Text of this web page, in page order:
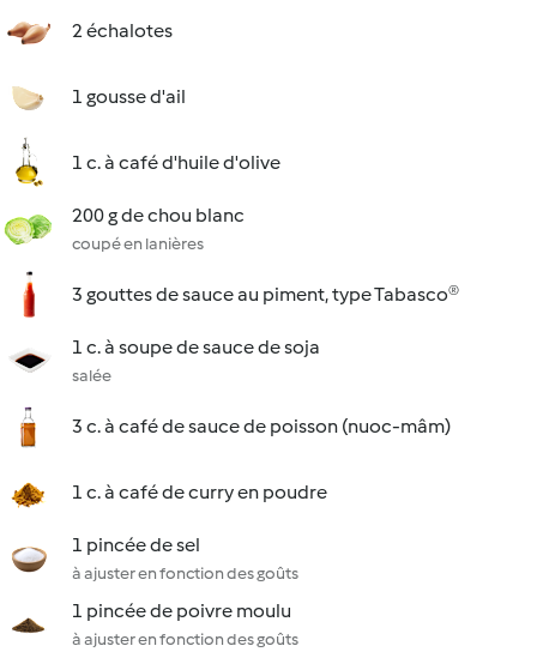
2 échalotes
1 gousse d'ail
1 c. à café d'huile d'olive
200 g de chou blanc
coupé en lanières
3 gouttes de sauce au piment, type Tabasco®
1 c. à soupe de sauce de soja
salée
3 c. à café de sauce de poisson (nuoc-mâm)
1 c. à café de curry en poudre
1 pincée de sel
à ajuster en fonction des goûts
1 pincée de poivre moulu
à ajuster en fonction des goûts